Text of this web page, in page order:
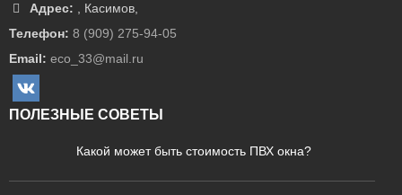
Адрес: Касимов
Телефон: 8 (909) 275-94-05
Email: eco_33@mail.ru
ПОЛЕЗНЫЕ СОВЕТЫ
Какой может быть стоимость ПВХ окна?